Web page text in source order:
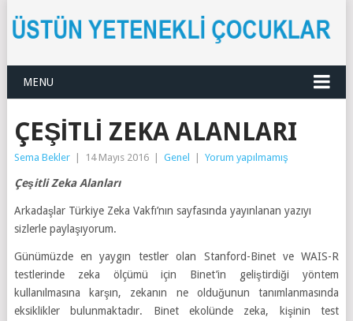
MENU
ÇEŞITLI ZEKA ALANLARI
Sema Bekler 14 Mayıs 2016 Genel Yorum yapılmamış
Çeşitli Zeka Alanları
Arkadaşlar Türkiye Zeka Vakfı’nın sayfasında yayınlanan yazıyı
sizlerle paylaşıyorum.
Günümüzde en yaygın testler olan Stanford-Binet ve WAIS-R
testlerinde zeka ölçümü için Binet’in geliştirdiği yöntem
kullanılmasına karşın, zekanın ne olduğunun tanımlanmasında
eksiklikler bulunmaktadır. Binet ekolünde zeka, kişinin test